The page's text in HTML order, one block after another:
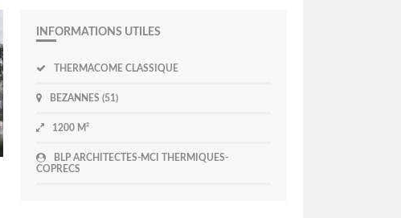
INFORMATIONS UTILES
THERMACOME CLASSIQUE
BEZANNES (51)
1200 M²
BLP ARCHITECTES-MCI THERMIQUES-
COPRECS